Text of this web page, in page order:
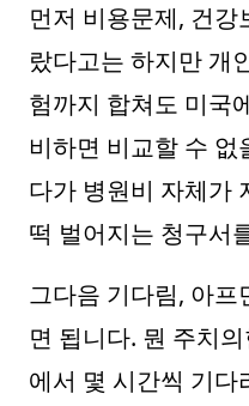
먼저 비용문제, 건
랐다고는 하지만 개
험까지 합쳐도 미국
비하면 비교할 수 없
다가 병원비 자체가
떡 벌어지는 청구서
그다음 기다림, 아프
면 됩니다. 뭔 주치
에서 몇 시간씩 기